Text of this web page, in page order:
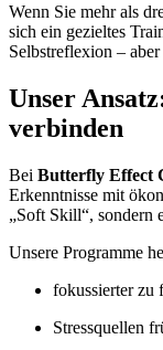
Wenn Sie mehr als
sich ein gezieltes
Selbstreflexion –
Unser
verbinden
Bei Butterfly Effect
Erkenntnisse mit
„Soft Skill“, sondern
Unsere Programme
fokussierter zu
Stressquellen